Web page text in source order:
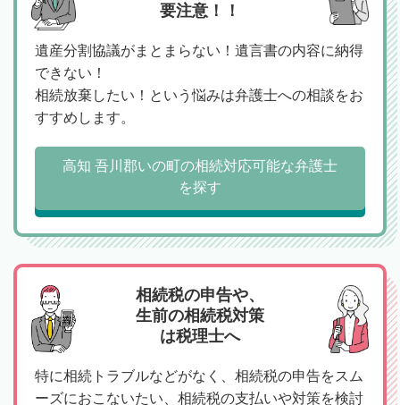
要注意！！
遺産分割協議がまとまらない！遺言書の内容に納得
できない！
相続放棄したい！という悩みは弁護士への相談をお
すすめします。
高知 吾川郡いの町の相続対応可能な弁護士
を探す
相続税の申告や、
生前の相続税対策
は税理士へ
特に相続トラブルなどがなく、相続税の申告をスム
ーズにおこないたい、相続税の支払いや対策を検討